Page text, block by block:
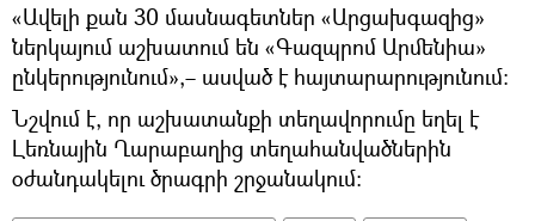
«Ավելի քան 30 մասնագետներ «Արցախգազից»
ներկայում աշխատում են «Գազպրոմ Արմենիա»
ընկերությունում»,– ասված է հայտարարությունում։
Նշվում է, որ աշխատանքի տեղավորումը եղել է
Լեռնային Ղարաբաղից տեղահանվածներին
օժանդակելու ծրագրի շրջանակում։